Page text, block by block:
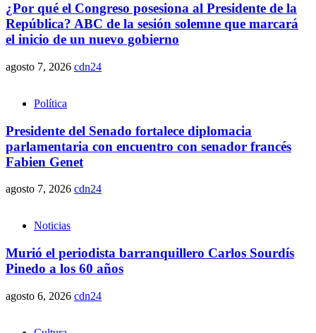
¿Por qué el Congreso posesiona al Presidente de la
República? ABC de la sesión solemne que marcará
el inicio de un nuevo gobierno
agosto 7, 2026 cdn24
Política
Presidente del Senado fortalece diplomacia
parlamentaria con encuentro con senador francés
Fabien Genet
agosto 7, 2026 cdn24
Noticias
Murió el periodista barranquillero Carlos Sourdís
Pinedo a los 60 años
agosto 6, 2026 cdn24